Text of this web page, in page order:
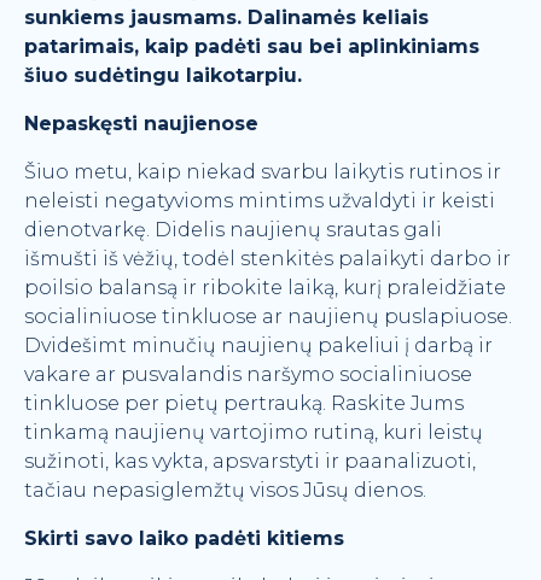
sunkiems jausmams. Dalinamės keliais
patarimais, kaip padėti sau bei aplinkiniams
šiuo sudėtingu laikotarpiu.
Nepaskęsti naujienose
Šiuo metu, kaip niekad svarbu laikytis rutinos ir
neleisti negatyvioms mintims užvaldyti ir keisti
dienotvarkę. Didelis naujienų srautas gali
išmušti iš vėžių, todėl stenkitės palaikyti darbo ir
poilsio balansą ir ribokite laiką, kurį praleidžiate
socialiniuose tinkluose ar naujienų puslapiuose.
Dvidešimt minučių naujienų pakeliui į darbą ir
vakare ar pusvalandis naršymo socialiniuose
tinkluose per pietų pertrauką. Raskite Jums
tinkamą naujienų vartojimo rutiną, kuri leistų
sužinoti, kas vykta, apsvarstyti ir paanalizuoti,
tačiau nepasiglemžtų visos Jūsų dienos.
Skirti savo laiko padėti kitiems